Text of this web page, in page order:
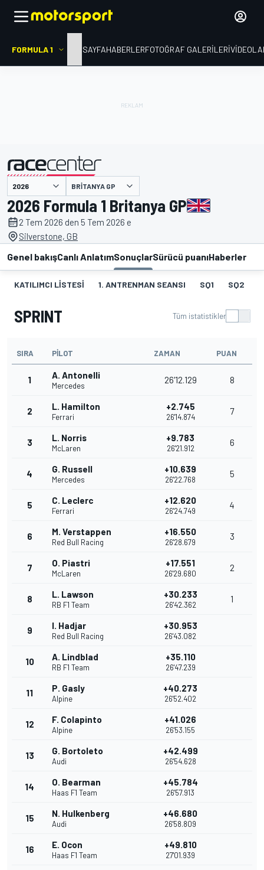
FORMULA 1 ANA SAYFAHABERLERFOTOĞRAF GALERILERI
BRITANYA GP
2026 Formula 1 Britanya GP
2 Tem 2026 den 5 Tem 2026 e
Silverstone, GB
Genel bakışCanlı AnlatımSonuçlarSürücü puanıHaberler
KATILIMCI LISTESI 1. ANTRENMAN SEANSI SQ1 SQ2
SPRINT Tüm istatistikler
SIRA PILOT ZAMAN PUAN
1 A. Antonelli
Mercedes
26'12.129 8
2 L. Hamilton
Ferrari
+2.745
26'14.874
7
3 L. Norris
McLaren
+9.783
26'21.912
6
4 G. Russell
Mercedes
+10.639
26'22.768
5
5 C. Leclerc
Ferrari
+12.620
26'24.749
4
6 M. Verstappen
Red Bull Racing
+16.550
26'28.679
3
7 O. Piastri
McLaren
+17.551
26'29.680
2
8 L. Lawson
RB F1 Team
+30.233
26'42.362
1
9 I. Hadjar
Red Bull Racing
+30.953
26'43.082
10 A. Lindblad
RB F1 Team
+35.110
26'47.239
11 P. Gasly
Alpine
+40.273
26'52.402
12 F. Colapinto
Alpine
+41.026
26'53.155
13 G. Bortoleto
Audi
+42.499
26'54.628
14 O. Bearman
Haas F1 Team
+45.784
26'57.913
15 N. Hulkenberg
Audi
+46.680
26'58.809
16 E. Ocon
Haas F1 Team
+49.810
27'01.939